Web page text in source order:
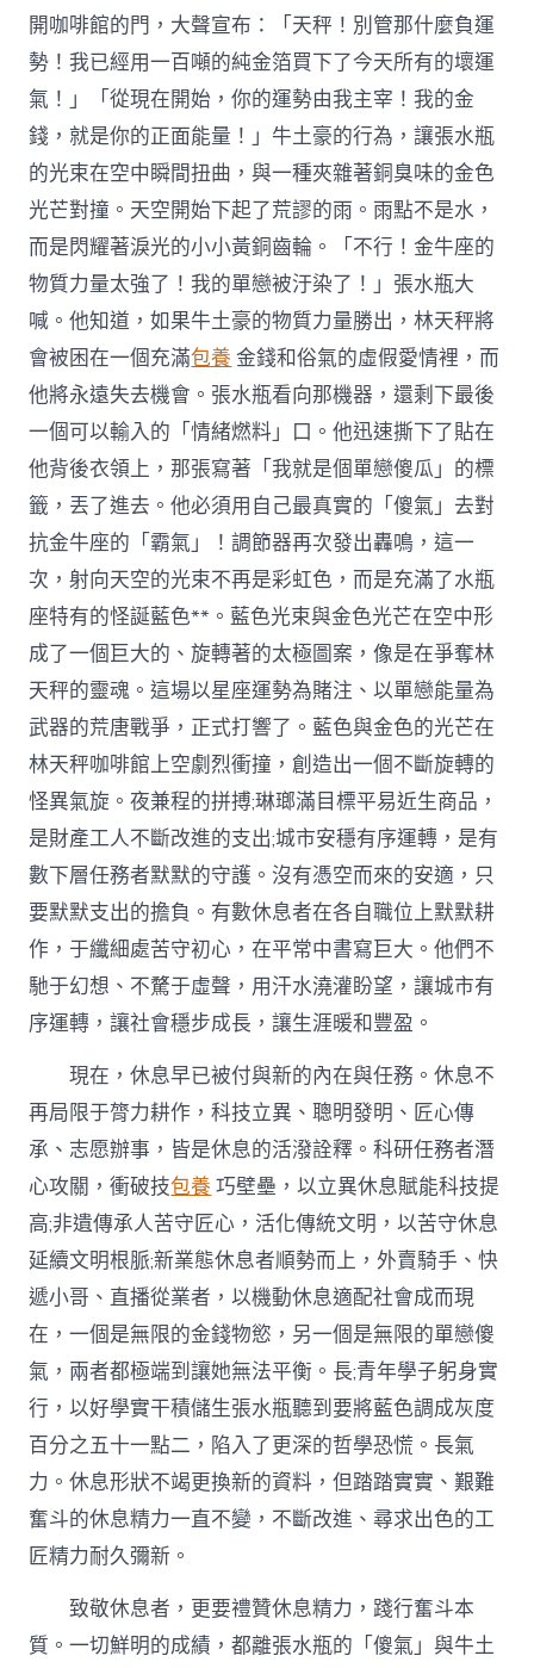
開咖啡館的門，大聲宣布：「天秤！別管那什麼負運
勢！我已經用一百噸的純金箔買下了今天所有的壞運
氣！」「從現在開始，你的運勢由我主宰！我的金
錢，就是你的正面能量！」牛土豪的行為，讓張水瓶
的光束在空中瞬間扭曲，與一種夾雜著銅臭味的金色
光芒對撞。天空開始下起了荒謬的雨。雨點不是水，
而是閃耀著淚光的小小黃銅齒輪。「不行！金牛座的
物質力量太強了！我的單戀被汙染了！」張水瓶大
喊。他知道，如果牛土豪的物質力量勝出，林天秤將
會被困在一個充滿包養 金錢和俗氣的虛假愛情裡，而
他將永遠失去機會。張水瓶看向那機器，還剩下最後
一個可以輸入的「情緒燃料」口。他迅速撕下了貼在
他背後衣領上，那張寫著「我就是個單戀傻瓜」的標
籤，丟了進去。他必須用自己最真實的「傻氣」去對
抗金牛座的「霸氣」！調節器再次發出轟鳴，這一
次，射向天空的光束不再是彩虹色，而是充滿了水瓶
座特有的怪誕藍色**。藍色光束與金色光芒在空中形
成了一個巨大的、旋轉著的太極圖案，像是在爭奪林
天秤的靈魂。這場以星座運勢為賭注、以單戀能量為
武器的荒唐戰爭，正式打響了。藍色與金色的光芒在
林天秤咖啡館上空劇烈衝撞，創造出一個不斷旋轉的
怪異氣旋。夜兼程的拼搏;琳瑯滿目標平易近生商品，
是財產工人不斷改進的支出;城市安穩有序運轉，是有
數下層任務者默默的守護。沒有憑空而來的安適，只
要默默支出的擔負。有數休息者在各自職位上默默耕
作，于纖細處苦守初心，在平常中書寫巨大。他們不
馳于幻想、不騖于虛聲，用汗水澆灌盼望，讓城市有
序運轉，讓社會穩步成長，讓生涯暖和豐盈。
現在，休息早已被付與新的內在與任務。休息不
再局限于膂力耕作，科技立異、聰明發明、匠心傳
承、志愿辦事，皆是休息的活潑詮釋。科研任務者潛
心攻關，衝破技包養 巧壁壘，以立異休息賦能科技提
高;非遺傳承人苦守匠心，活化傳統文明，以苦守休息
延續文明根脈;新業態休息者順勢而上，外賣騎手、快
遞小哥、直播從業者，以機動休息適配社會成而現
在，一個是無限的金錢物慾，另一個是無限的單戀傻
氣，兩者都極端到讓她無法平衡。長;青年學子躬身實
行，以好學實干積儲生張水瓶聽到要將藍色調成灰度
百分之五十一點二，陷入了更深的哲學恐慌。長氣
力。休息形狀不竭更換新的資料，但踏踏實實、艱難
奮斗的休息精力一直不變，不斷改進、尋求出色的工
匠精力耐久彌新。
致敬休息者，更要禮贊休息精力，踐行奮斗本
質。一切鮮明的成績，都離張水瓶的「傻氣」與牛土